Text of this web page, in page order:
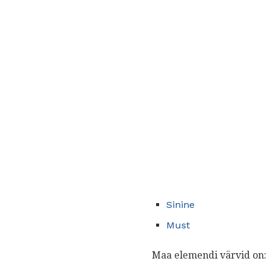
Sinine
Must
Maa elemendi värvid on: